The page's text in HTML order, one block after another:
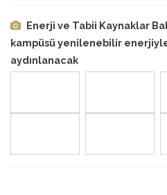
Enerji ve Tabii Kaynaklar
kampüsü yenilenebilir
aydınlanacak